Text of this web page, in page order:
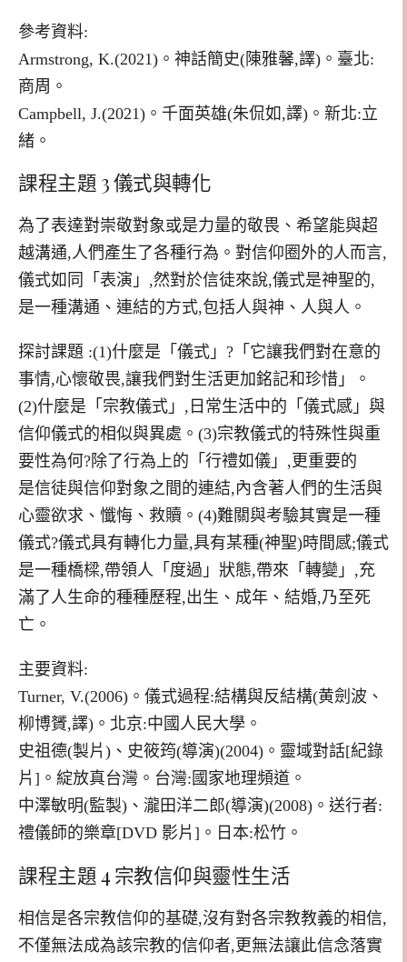
參考資料:
Armstrong, K.(2021)。神話簡史(陳雅馨,譯)。臺北:
商周。
Campbell, J.(2021)。千面英雄(朱侃如,譯)。新北:立
緒。
課程主題 3 儀式與轉化
為了表達對崇敬對象或是力量的敬畏、希望能與超
越溝通,人們產生了各種行為。對信仰圈外的人而言,
儀式如同「表演」,然對於信徒來說,儀式是神聖的,
是一種溝通、連結的方式,包括人與神、人與人。
探討課題 :(1)什麼是「儀式」?「它讓我們對在意的
事情,心懷敬畏,讓我們對生活更加銘記和珍惜」。
(2)什麼是「宗教儀式」,日常生活中的「儀式感」與
信仰儀式的相似與異處。(3)宗教儀式的特殊性與重
要性為何?除了行為上的「行禮如儀」,更重要的
是信徒與信仰對象之間的連結,內含著人們的生活與
心靈欲求、懺悔、救贖。(4)難關與考驗其實是一種
儀式?儀式具有轉化力量,具有某種(神聖)時間感;儀式
是一種橋樑,帶領人「度過」狀態,帶來「轉變」,充
滿了人生命的種種歷程,出生、成年、結婚,乃至死
亡。
主要資料:
Turner, V.(2006)。儀式過程:結構與反結構(黄劍波、
柳博贇,譯)。北京:中國人民大學。
史祖德(製片)、史筱筠(導演)(2004)。靈域對話[紀錄
片]。綻放真台灣。台灣:國家地理頻道。
中澤敏明(監製)、瀧田洋二郎(導演)(2008)。送行者:
禮儀師的樂章[DVD 影片]。日本:松竹。
課程主題 4 宗教信仰與靈性生活
相信是各宗教信仰的基礎,沒有對各宗教教義的相信,
不僅無法成為該宗教的信仰者,更無法讓此信念落實